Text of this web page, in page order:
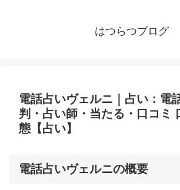
はつらつブログ
電話占いヴェルニ｜占い：電
判・占い師・当たる・口コミ
態【占い】
電話占いヴェルニの概要